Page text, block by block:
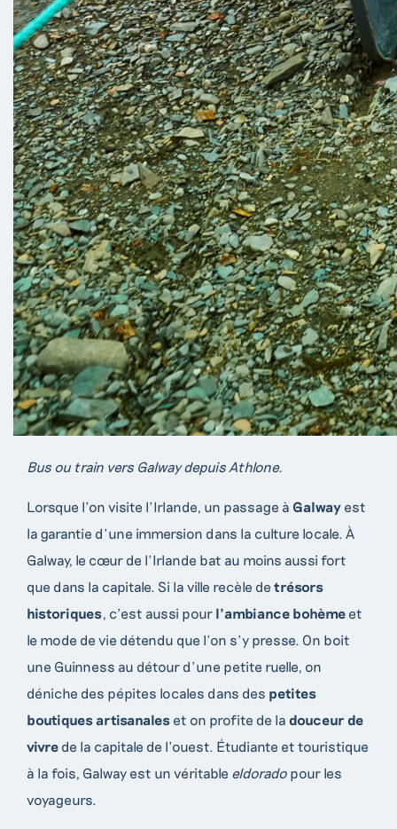
Bus ou train vers Galway depuis Athlone.
Lorsque l’on visite l’Irlande, un passage à Galway est
la garantie d’une immersion dans la culture locale. À
Galway, le cœur de l’Irlande bat au moins aussi fort
que dans la capitale. Si la ville recèle de trésors
historiques , c’est aussi pour l’ambiance bohème et
le mode de vie détendu que l’on s’y presse. On boit
une Guinness au détour d’une petite ruelle, on
déniche des pépites locales dans des petites
boutiques artisanales et on profite de la douceur de
vivre de la capitale de l’ouest. Étudiante et touristique
à la fois, Galway est un véritable eldorado pour les
voyageurs.